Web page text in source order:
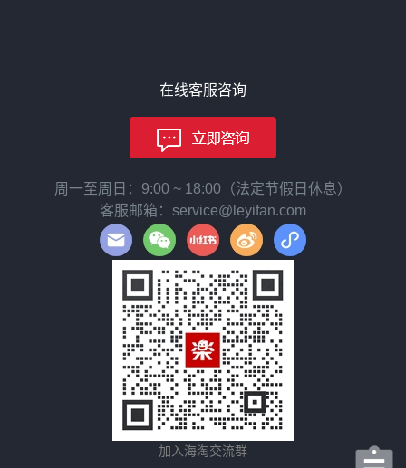
在线客服咨询
周一至周日：9:00 ~ 18:00（法定节假日休息）
客服邮箱：service@leyifan.com
加入海淘交流群